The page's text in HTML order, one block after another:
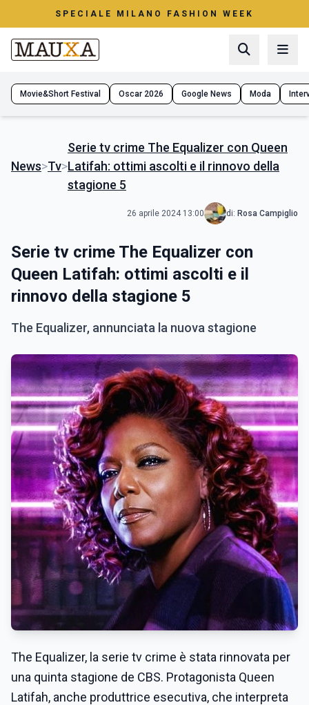
SPECIALE MILANO FASHION WEEK
Movie&Short Festival Oscar 2026 Google News Moda
News>Tv>
Serie tv crime The Equalizer con Queen
Latifah: ottimi ascolti e il rinnovo della
stagione 5
26 aprile 2024 13:00 di: Rosa Campiglio
Serie tv crime The Equalizer con
Queen Latifah: ottimi ascolti e il
rinnovo della stagione 5
The Equalizer, annunciata la nuova stagione
The Equalizer, la serie tv crime è stata rinnovata per
una quinta stagione de CBS. Protagonista Queen
Latifah, anche produttrice esecutiva, che interpreta